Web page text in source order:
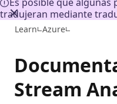
tradujeran mediante
Learn Azure
Stream